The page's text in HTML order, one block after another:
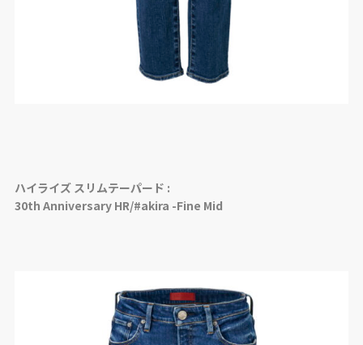
ハイライズ スリムテーパード :
30th Anniversary HR/#akira -Fine Mid